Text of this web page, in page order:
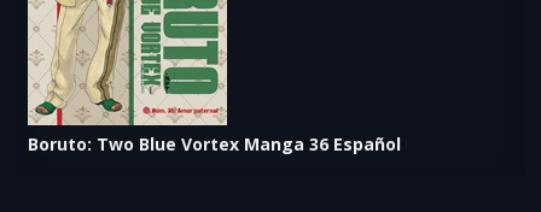
Boruto: Two Blue Vortex Manga 36 Español